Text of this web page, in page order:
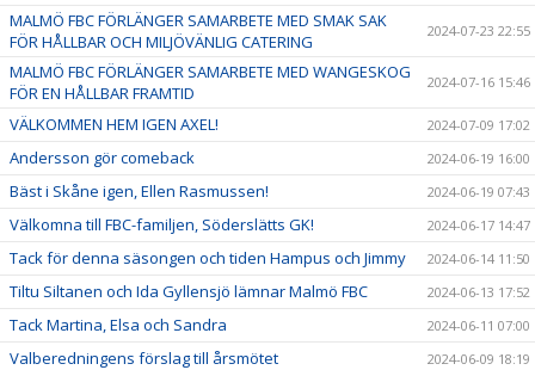
MALMÖ FBC FÖRLÄNGER SAMARBETE MED SMAK SAK
FÖR HÅLLBAR OCH MILJÖVÄNLIG CATERING
2024-07-23 22:55
MALMÖ FBC FÖRLÄNGER SAMARBETE MED WANGESKOG
FÖR EN HÅLLBAR FRAMTID
2024-07-16 15:46
VÄLKOMMEN HEM IGEN AXEL! 2024-07-09 17:02
Andersson gör comeback 2024-06-19 16:00
Bäst i Skåne igen, Ellen Rasmussen! 2024-06-19 07:43
Välkomna till FBC-familjen, Söderslätts GK! 2024-06-17 14:47
Tack för denna säsongen och tiden Hampus och Jimmy 2024-06-14 11:50
Tiltu Siltanen och Ida Gyllensjö lämnar Malmö FBC 2024-06-13 17:52
Tack Martina, Elsa och Sandra 2024-06-11 07:00
Valberedningens förslag till årsmötet 2024-06-09 18:19